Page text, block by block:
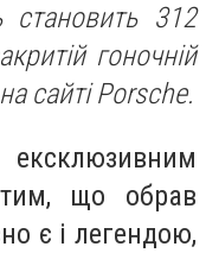
становить 312
гоночній
сайті Porsche.
що обрав
є і легендою,